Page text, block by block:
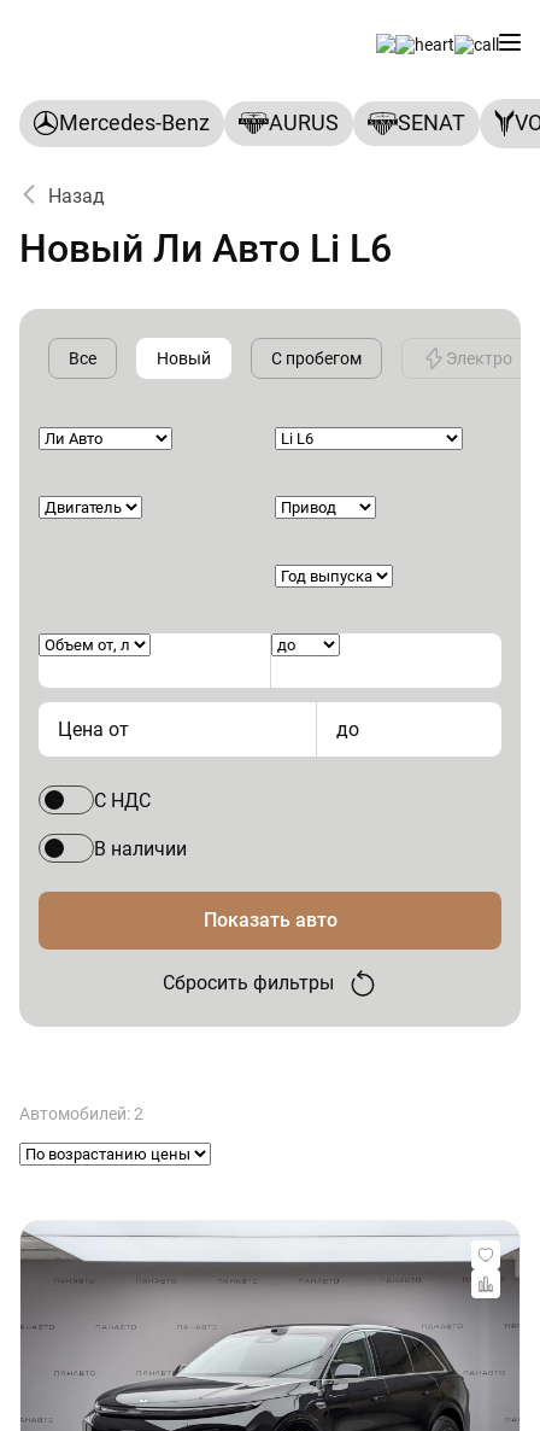
Mercedes-Benz AURUS SENAT
Назад
Новый Ли Авто Li L6
Все Новый С пробегом Электро
Цена от до
С НДС
В наличии
Показать авто
Сбросить фильтры
Автомобилей: 2